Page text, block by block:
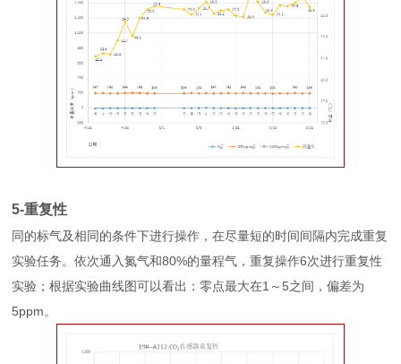
5-重复性
同的标气及相同的条件下进行操作，在尽量短的时间间隔内完成重复
实验任务。依次通入氮气和80%的量程气，重复操作6次进行重复性
实验；根据实验曲线图可以看出：零点最大在1～5之间，偏差为
5ppm。